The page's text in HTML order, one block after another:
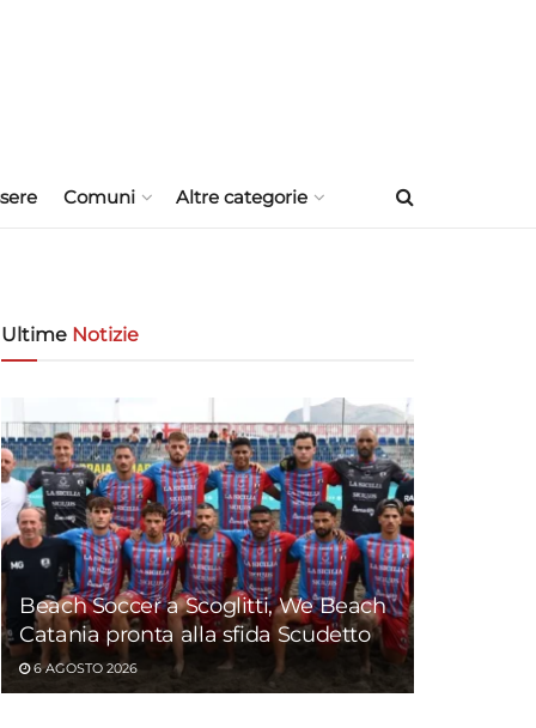
Comuni Altre categorie
Ultime Notizie
Beach Soccer a Scoglitti, We Beach
Catania pronta alla sfida Scudetto
6 AGOSTO 2026